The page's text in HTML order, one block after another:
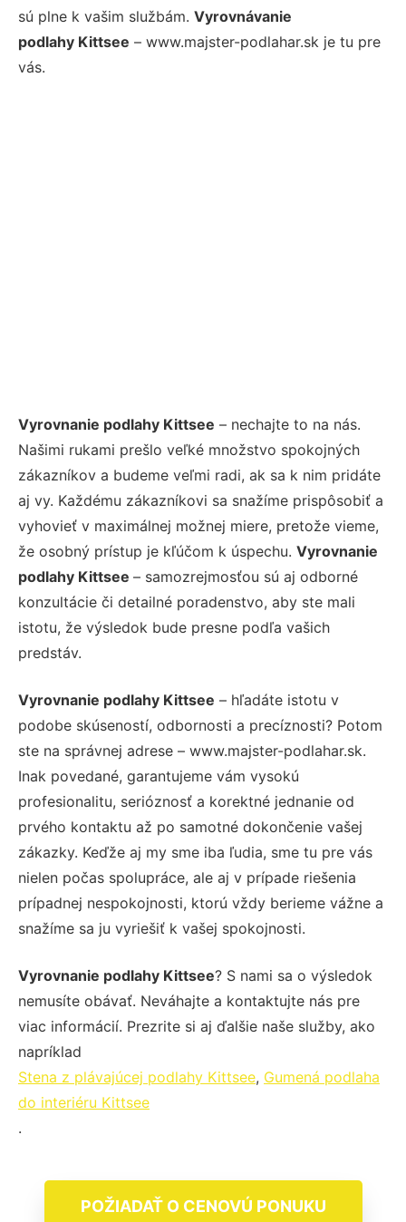
sú plne k vašim službám. Vyrovnávanie
podlahy Kittsee – www.majster-podlahar.sk je tu pre
vás.
Vyrovnanie podlahy Kittsee – nechajte to na nás.
Našimi rukami prešlo veľké množstvo spokojných
zákazníkov a budeme veľmi radi, ak sa k nim pridáte
aj vy. Každému zákazníkovi sa snažíme prispôsobiť a
vyhovieť v maximálnej možnej miere, pretože vieme,
že osobný prístup je kľúčom k úspechu. Vyrovnanie
podlahy Kittsee – samozrejmosťou sú aj odborné
konzultácie či detailné poradenstvo, aby ste mali
istotu, že výsledok bude presne podľa vašich
predstáv.
Vyrovnanie podlahy Kittsee – hľadáte istotu v
podobe skúseností, odbornosti a precíznosti? Potom
ste na správnej adrese – www.majster-podlahar.sk.
Inak povedané, garantujeme vám vysokú
profesionalitu, serióznosť a korektné jednanie od
prvého kontaktu až po samotné dokončenie vašej
zákazky. Keďže aj my sme iba ľudia, sme tu pre vás
nielen počas spolupráce, ale aj v prípade riešenia
prípadnej nespokojnosti, ktorú vždy berieme vážne a
snažíme sa ju vyriešiť k vašej spokojnosti.
Vyrovnanie podlahy Kittsee? S nami sa o výsledok
nemusíte obávať. Neváhajte a kontaktujte nás pre
viac informácií. Prezrite si aj ďalšie naše služby, ako
napríklad
Stena z plávajúcej podlahy Kittsee, Gumená podlaha
do interiéru Kittsee
.
POŽIADAŤ O CENOVÚ PONUKU